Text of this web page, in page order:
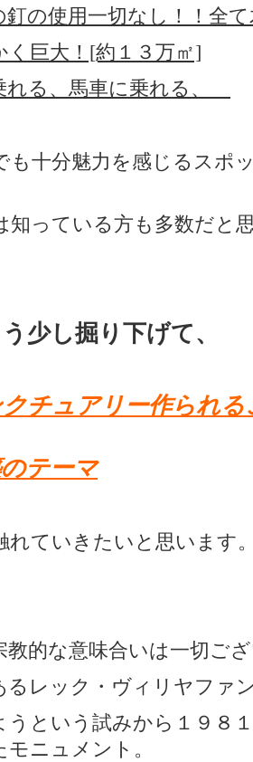
釘の使用一切なし！！全
く巨大！[約１３万㎡]
れる、馬車に乗れる、
も十分魅力を感じるスポ
知っている方も多数だと
少し掘り下げて、
クチュアリー作られ
テーマ
れていきたいと思います
教的な意味合いは一切ご
るレック・ヴィリヤファ
うという試みから１９８
モニュメント。